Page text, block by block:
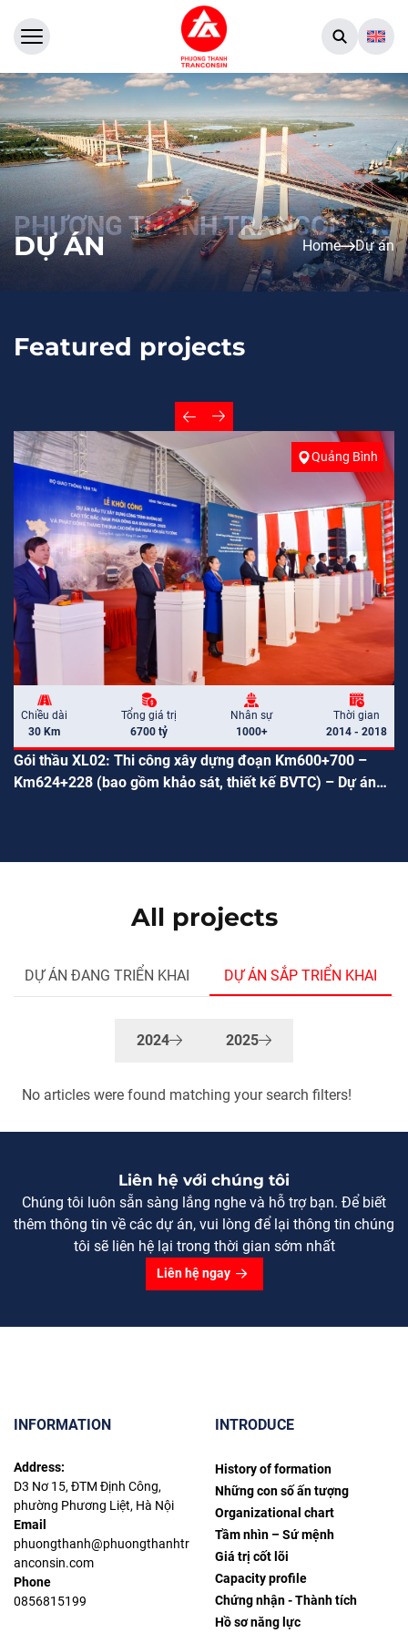
DỰ ÁN Home Dự án
Featured projects
Quảng Bình
Chiều dài
30 Km
Tổng giá trị
6700 tỷ
Nhân sự
1000+
Thời gian
2014 - 2018
Gói thầu XL02: Thi công xây dựng đoạn Km600+700 –
Km624+228 (bao gồm khảo sát, thiết kế BVTC) – Dự án
All projects
DỰ ÁN ĐANG TRIỂN KHAI DỰ ÁN SẮP TRIỂN KHAI
2024 2025
No articles were found matching your search filters!
Liên hệ với chúng tôi
Chúng tôi luôn sẵn sàng lắng nghe và hỗ trợ bạn. Để biết
thêm thông tin về các dự án, vui lòng để lại thông tin chúng
tôi sẽ liên hệ lại trong thời gian sớm nhất
Liên hệ ngay
INFORMATION
Address:
D3 Nơ 15, ĐTM Định Công,
phường Phương Liệt, Hà Nội
Email
phuongthanh@phuongthanhtr
anconsin.com
Phone
0856815199
INTRODUCE
History of formation
Những con số ấn tượng
Organizational chart
Tầm nhìn – Sứ mệnh
Giá trị cốt lõi
Capacity profile
Chứng nhận - Thành tích
Hồ sơ năng lực